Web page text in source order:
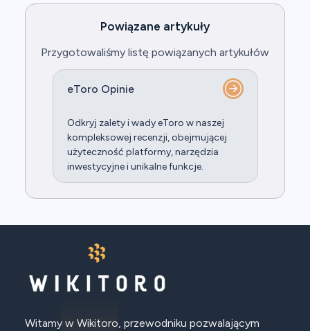
Powiązane artykuły
Przygotowaliśmy listę powiązanych artykułów
eToro Opinie
Odkryj zalety i wady eToro w naszej
kompleksowej recenzji, obejmującej
użyteczność platformy, narzędzia
inwestycyjne i unikalne funkcje.
Witamy w Wikitoro, przewodniku pozwalającym